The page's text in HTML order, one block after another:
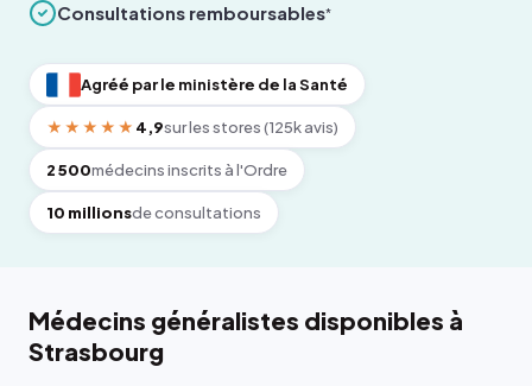
Consultations remboursables*
Agréé par le ministère de la Santé
★★★★★ 4,9sur les stores (125k avis)
2 500médecins inscrits à l'Ordre
10 millionsde consultations
Médecins généralistes disponibles à
Strasbourg